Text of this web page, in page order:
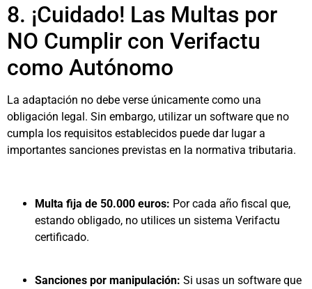
8. ¡Cuidado! Las Multas por
NO Cumplir con Verifactu
como Autónomo
La adaptación no debe verse únicamente como una
obligación legal. Sin embargo, utilizar un software que no
cumpla los requisitos establecidos puede dar lugar a
importantes sanciones previstas en la normativa tributaria.
Multa fija de 50.000 euros: Por cada año fiscal que,
estando obligado, no utilices un sistema Verifactu
certificado.
Sanciones por manipulación: Si usas un software que